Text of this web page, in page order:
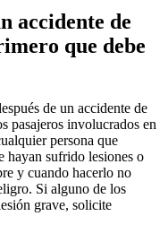
accidente de
que debe
de un accidente de
pasajeros involucrados en
persona que
hayan sufrido lesiones o
y cuando hacerlo no
Si alguno de los
grave, solicite